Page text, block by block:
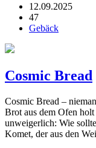
12.09.2025
47
Gebäck
Cosmic Bread
Cosmic Bread –
Brot aus dem Ofen holt
unweigerlich: Wie
Komet, der aus den